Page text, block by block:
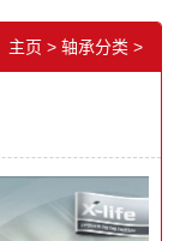
主页 > 轴承分类 >